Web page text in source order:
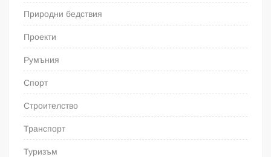
Природни бедствия
Проекти
Румъния
Спорт
Строителство
Транспорт
Туризъм